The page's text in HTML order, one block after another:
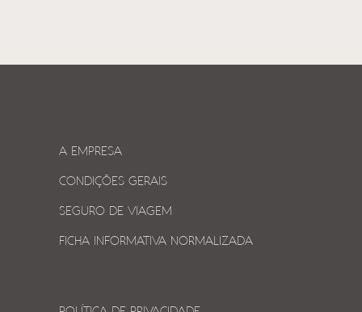
A EMPRESA
CONDIÇÕES GERAIS
SEGURO DE VIAGEM
FICHA INFORMATIVA NORMALIZADA